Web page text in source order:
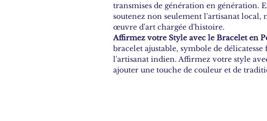
transmises de génération en génération.
soutenez non seulement l'artisanat local,
œuvre d'art chargée d'histoire.
Affirmez votre Style avec le Bracelet en
bracelet ajustable, symbole de
l'artisanat indien. Affirmez votre style
ajouter une touche de couleur et de